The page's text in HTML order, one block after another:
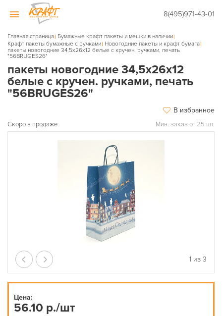
8(495)971-43-01
Главная страница Бумажные крафт пакеты и мешки в наличии
Крафт пакеты бумажные с ручками Новогодние пакеты и крафт бумага
пакеты новогодние 34,5х26х12 белые с кручен. ручками, печать
"56BRUGES26"
пакеты новогодние 34,5х26х12
белые с кручен. ручками, печать
"56BRUGES26"
В избранное
Скоро в продаже Мин. заказ от 25 шт.
1 из 3
Цена:
56.10 р./шт